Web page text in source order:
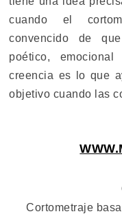
cuando el
convencido de
poético,
creencia es lo que
objetivo cuando las
Cortometraje